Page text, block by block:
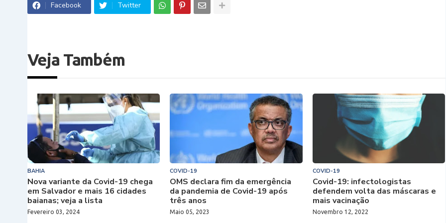
Facebook Twitter
Veja Também
BAHIA
Nova variante da Covid-19 chega
em Salvador e mais 16 cidades
baianas; veja a lista
Fevereiro 03, 2024
COVID-19
OMS declara fim da emergência
da pandemia de Covid-19 após
três anos
Maio 05, 2023
COVID-19
Covid-19: infectologistas
defendem volta das máscaras e
mais vacinação
Novembro 12, 2022